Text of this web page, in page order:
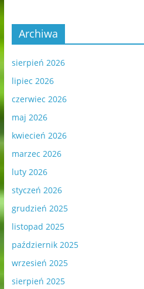
Archiwa
sierpień 2026
lipiec 2026
czerwiec 2026
maj 2026
kwiecień 2026
marzec 2026
luty 2026
styczeń 2026
grudzień 2025
listopad 2025
październik 2025
wrzesień 2025
sierpień 2025